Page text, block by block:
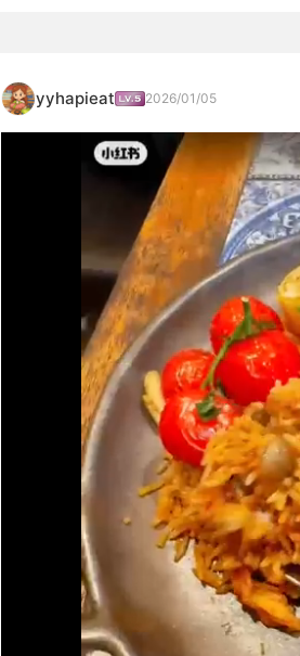
yyhapieat 2026/01/05